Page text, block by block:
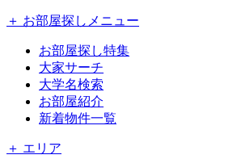
＋ お部屋探しメニュー
お部屋探し特集
大家サーチ
大学名検索
お部屋紹介
新着物件一覧
＋ エリア